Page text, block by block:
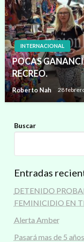
INTERNACIONAL
POCAS
RECREO.
Roberto Nah 28
Buscar
Entradas
DETENIDO
FEMINICIDIO EN
Alerta Amber
Pasará mas de 5